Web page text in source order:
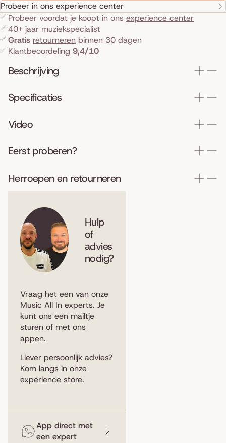
Probeer in ons experience center
Probeer voordat je koopt in ons experience center
40+ jaar muziekspecialist
Gratis retourneren binnen 30 dagen
Klantbeoordeling 9,4/10
Beschrijving
Specificaties
Video
Eerst proberen?
Herroepen en retourneren
Hulp
of
advies
nodig?
Vraag het een van onze
Music All In experts. Je
kunt ons een mailtje
sturen of met ons
appen.
Liever persoonlijk advies?
Kom langs in onze
experience store.
App direct met
een expert